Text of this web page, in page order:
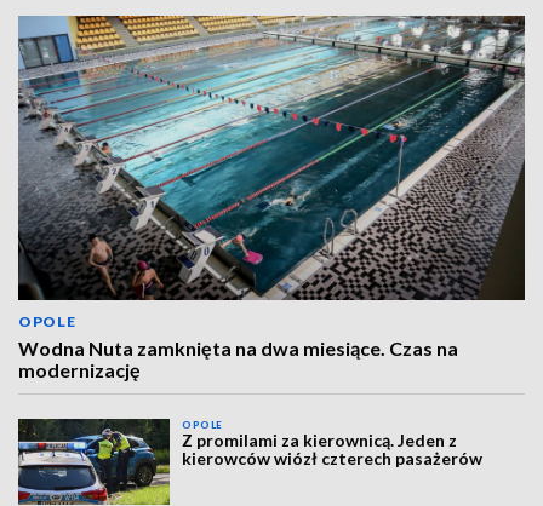
OPOLE
Wodna Nuta zamknięta na dwa miesiące. Czas na
modernizację
OPOLE
Z promilami za kierownicą. Jeden z
kierowców wiózł czterech pasażerów